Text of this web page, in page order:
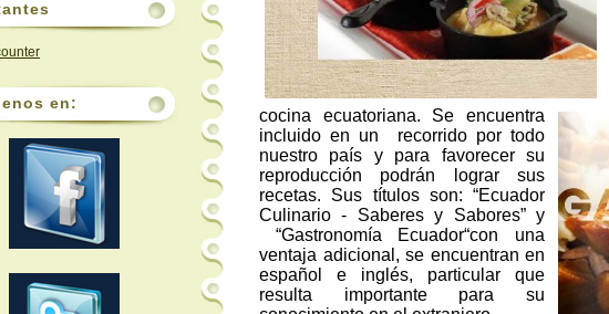
en:
cocina ecuatoriana. Se encuentra
incluido en un
recorrido por todo
nuestro país y para favorecer su
reproducción podrán lograr sus
recetas. Sus títulos son: “Ecuador
Culinario - Saberes y Sabores” y
“Gastronomía Ecuador“con una
ventaja adicional, se encuentran en
español e inglés, particular que
resulta importante para su